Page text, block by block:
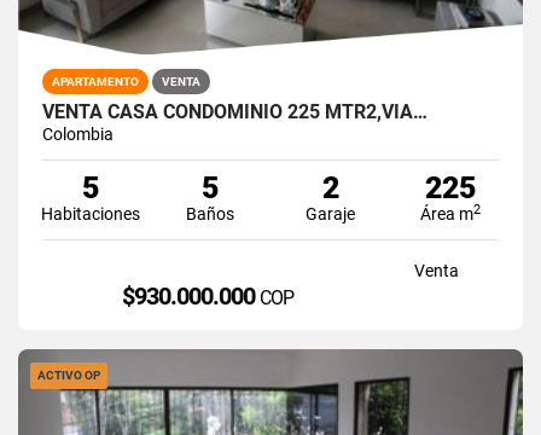
APARTAMENTO VENTA
VENTA CASA CONDOMINIO 225 MTR2,VÍA…
Colombia
5
Habitaciones
5
Baños
2
Garaje
225
Área m2
Venta
$930.000.000 COP
ACTIVO OP